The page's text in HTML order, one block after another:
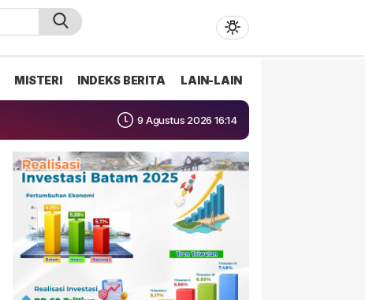
MISTERI INDEKS BERITA LAIN-LAIN
9 Agustus 2026 16:14